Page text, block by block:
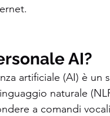
AI?
artificiale (AI) è un
naturale
a comandi